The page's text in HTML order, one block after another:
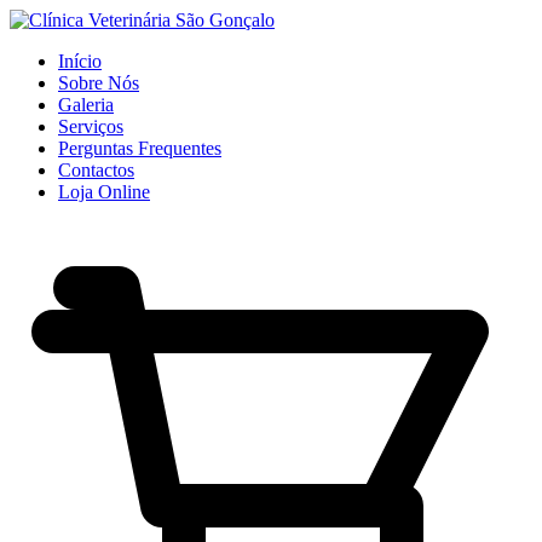
Início
Sobre Nós
Galeria
Serviços
Perguntas Frequentes
Contactos
Loja Online